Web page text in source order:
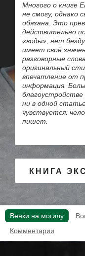
Многого о книге
не смогу, однако
обязана. Это
действительно
«воды», нет
имеет своё
разговорные
оригинальный
впечатление от
информация.
благоустройстве
ни в одной
чувствуется:
пишет.
КНИГА
Венки на могилу
Комментарии